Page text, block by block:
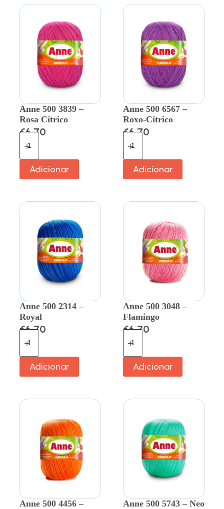
Anne 500 3839 –
Rosa Cítrico
€6.70
Adicionar
Anne 500 6567 –
Roxo-Cítrico
€6.70
Adicionar
Anne 500 2314 –
Royal
€6.70
Adicionar
Anne 500 3048 –
Flamingo
€6.70
Adicionar
Anne 500 4456 –
Anne 500 5743 – Neo